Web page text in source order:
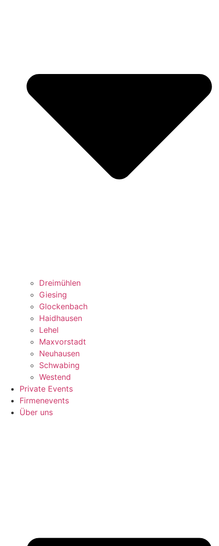
Dreimühlen
Giesing
Glockenbach
Haidhausen
Lehel
Maxvorstadt
Neuhausen
Schwabing
Westend
Private Events
Firmenevents
Über uns